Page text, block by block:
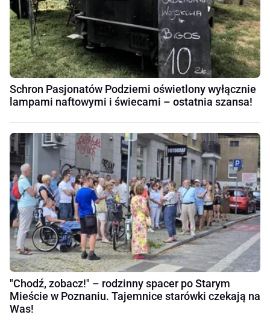
Schron Pasjonatów Podziemi oświetlony wyłącznie
lampami naftowymi i świecami – ostatnia szansa!
"Chodź, zobacz!" – rodzinny spacer po Starym
Mieście w Poznaniu. Tajemnice starówki czekają na
Was!